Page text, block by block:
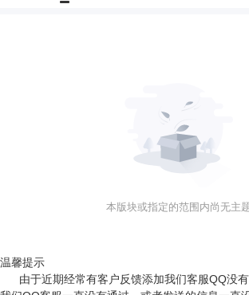
本版块或指定的范围内尚无主
温馨提示
由于近期经常有客户反馈添加我们客服QQ没有